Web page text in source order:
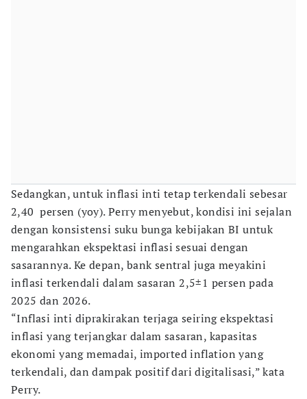
Sedangkan, untuk inflasi inti tetap terkendali sebesar
2,40 persen (yoy). Perry menyebut, kondisi ini sejalan
dengan konsistensi suku bunga kebijakan BI untuk
mengarahkan ekspektasi inflasi sesuai dengan
sasarannya. Ke depan, bank sentral juga meyakini
inflasi terkendali dalam sasaran 2,5±1 persen pada
2025 dan 2026.
“Inflasi inti diprakirakan terjaga seiring ekspektasi
inflasi yang terjangkar dalam sasaran, kapasitas
ekonomi yang memadai, imported inflation yang
terkendali, dan dampak positif dari digitalisasi,” kata
Perry.